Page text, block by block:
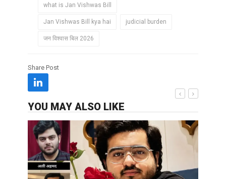
what is Jan Vishwas Bill
Jan Vishwas Bill kya hai judicial burden
जन विश्वास बिल 2026
Share Post
YOU MAY ALSO LIKE